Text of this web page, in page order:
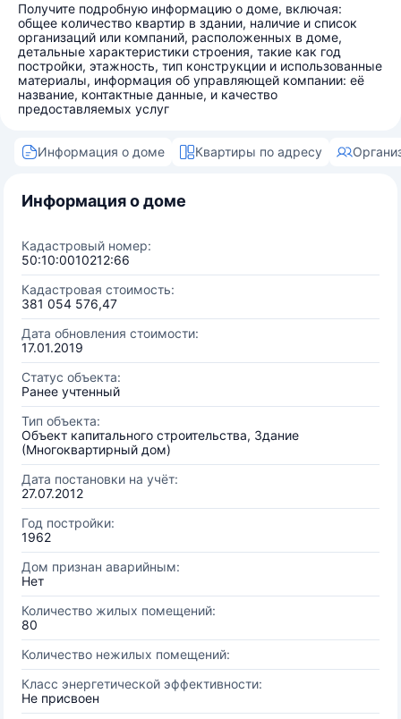
Получите подробную информацию о доме, включая:
общее количество квартир в здании, наличие и список
организаций или компаний, расположенных в доме,
детальные характеристики строения, такие как год
постройки, этажность, тип конструкции и использованные
материалы, информация об управляющей компании: её
название, контактные данные, и качество
предоставляемых услуг
Информация о доме Квартиры по адресу
Информация о доме
Кадастровый номер:
50:10:0010212:66
Кадастровая стоимость:
381 054 576,47
Дата обновления стоимости:
17.01.2019
Статус объекта:
Ранее учтенный
Тип объекта:
Объект капитального строительства, Здание
(Многоквартирный дом)
Дата постановки на учёт:
27.07.2012
Год постройки:
1962
Дом признан аварийным:
Нет
Количество жилых помещений:
80
Количество нежилых помещений:
Класс энергетической эффективности:
Не присвоен